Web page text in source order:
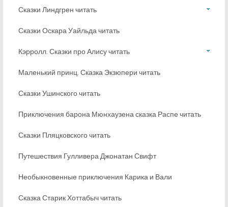
Сказки Линдгрен читать
Сказки Оскара Уайльда читать
Кэрролл. Сказки про Алису читать
Маленький принц. Сказка Экзюпери читать
Сказки Ушинского читать
Приключения барона Мюнхаузена сказка Распе читать
Сказки Пляцковского читать
Путешествия Гулливера Джонатан Свифт
Необыкновенные приключения Карика и Вали
Сказка Старик Хоттабыч читать